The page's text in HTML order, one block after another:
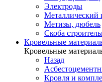
Электроды
Металлический
Метизы, дюбель
Скоба
Кровельные
Кровельные
Назад
Кровля и